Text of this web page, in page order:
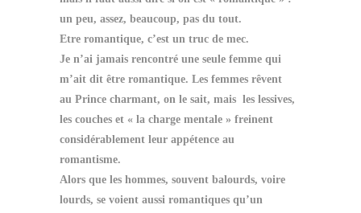
un peu, assez, beaucoup, pas du tout.
Etre romantique, c’est un truc de mec.
Je n’ai jamais rencontré une seule femme qui
m’ait dit être romantique. Les femmes rêvent
au Prince charmant, on le sait, mais les lessives,
les couches et « la charge mentale » freinent
considérablement leur appétence au
romantisme.
Alors que les hommes, souvent balourds, voire
lourds, se voient aussi romantiques qu’un